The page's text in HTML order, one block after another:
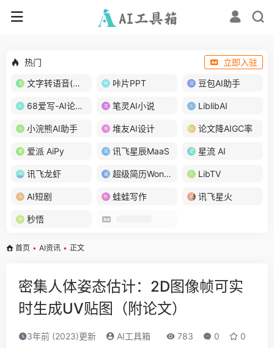
热门
立即入驻
文字转语音(琅琅配音)
咔片PPT 豆包AI助手
68爱写-AI论文写作 笔灵AI小说 LiblibAI
小浣熊AI助手 堆友AI设计 论文降AIGC率
爱派 AiPy 讯飞星辰MaaS 星流 AI
讯飞龙虾 超级简历WonderCV LibTV
AI短剧 蛙蛙写作 讯飞星火
秒悟
首页 • AI资讯 • 正文
密集人体姿态估计：2D图像帧可实
时生成UV贴图（附论文）
3年前 (2023)更新 AI工具箱 783 0 0